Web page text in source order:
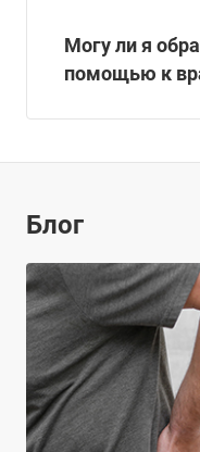
Могу ли я
помощью к
Блог